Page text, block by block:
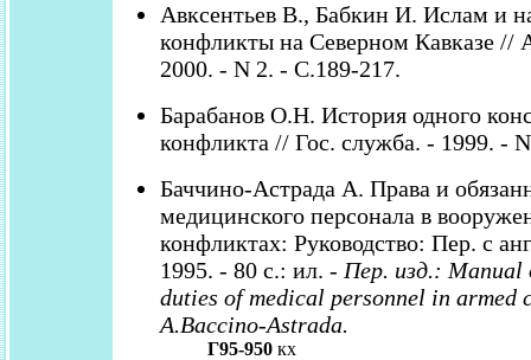
Авксентьев В., Бабкин И. Ислам и
конфликты на Северном Кавказе //
2000. - N 2. - С.189-217.
Барабанов О.Н. История одного
конфликта // Гос. служба. - 1999. -
Баччино-Астрада А. Права и
медицинского персонала в
конфликтах: Руководство: Пер. с
1995. - 80 с.: ил. - Пер. изд.: Manual
duties of medical personnel in armed
A.Baccino-Astrada.
Г95-950 кх